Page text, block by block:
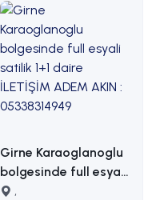
Girne Karaoglanoglu
bolgesinde full esyali
satilik 1+1 daire
,